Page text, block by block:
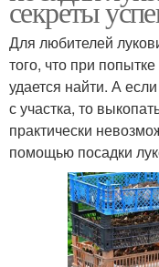
секреты
Для любителей
того, что при
удается найти. А
с участка, то
практически
помощью посадки